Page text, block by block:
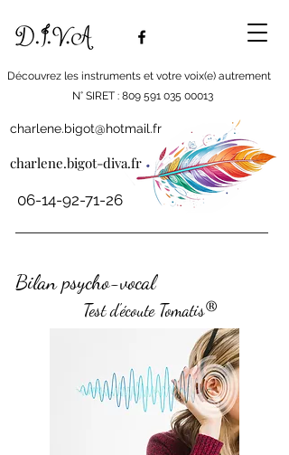
Découvrez les instruments et votre voix(e) autrement
N° SIRET : 809 591 035 00013
06-14-92-71-26
charlene.bigot@hotmail.fr
charlene.bigot-diva.fr
Bilan psycho-vocal
Test d'écoute Tomatis®